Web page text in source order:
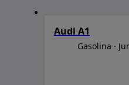
Audi A1
Gasolina